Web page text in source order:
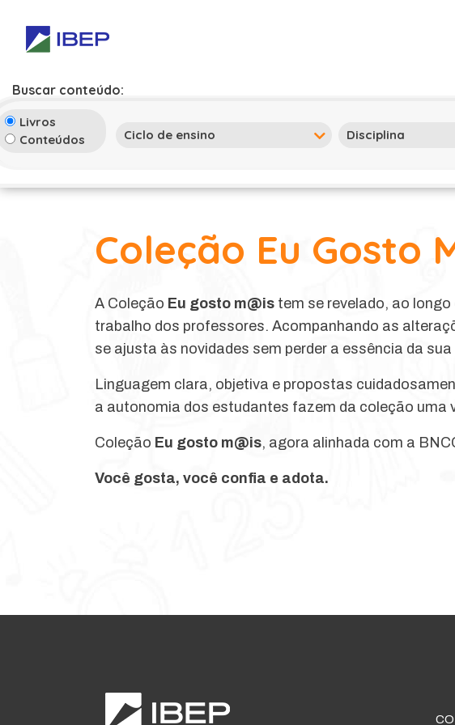
Buscar conteúdo:
Livros
Conteúdos
Coleção Eu Gosto
A Coleção Eu gosto m@is tem se revelado, ao
trabalho dos professores. Acompanhando as
se ajusta às novidades sem perder a essência da
Linguagem clara, objetiva e propostas
a autonomia dos estudantes fazem da coleção uma
Coleção Eu gosto m@is, agora alinhada com a
Você gosta, você confia e adota.